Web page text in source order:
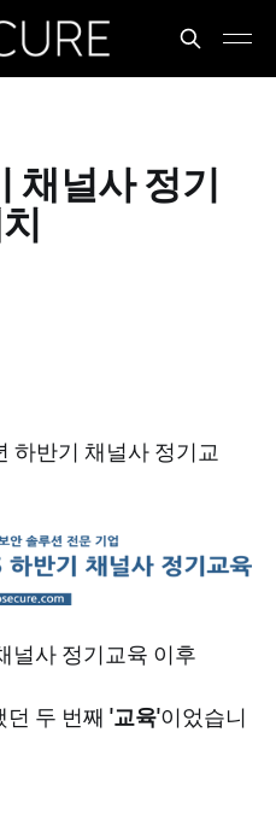
채널사 정기
하반기 채널사 정기교
널사 정기교육 이후
두 번째 '교육'이었습니